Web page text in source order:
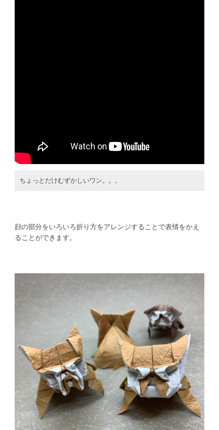
ちょっとだけむずかしいワン。。。
顔の部分をいろいろ折り方をアレンジすることで表情をかえ
ることができます。